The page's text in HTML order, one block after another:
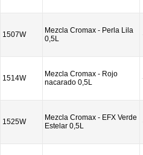
1507W
Mezcla Cromax - Perla Lila
0,5L
1514W
Mezcla Cromax - Rojo
nacarado 0,5L
1525W
Mezcla Cromax - EFX Verde
Estelar 0,5L